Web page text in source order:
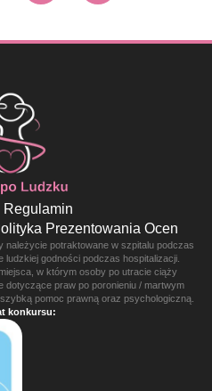
Regulamin
Prezentowania Ocen
należycie potraktowane w szpitalu podczas
ludzkiej godności podczas hospitalizacji.
w którym osoby po utracie ciąży
dotyczące praw po poronieniu / martwym
pomoc prawną oraz psychologiczną.
konkursu: